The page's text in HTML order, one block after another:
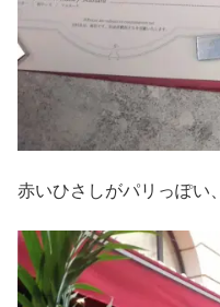
赤いひさしがパリっぽい、